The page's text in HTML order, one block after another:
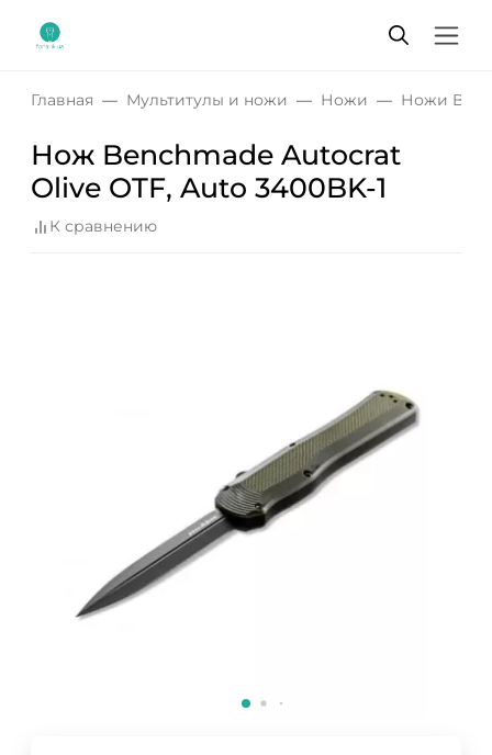
Главная Мультитулы и ножи Ножи Ножи
Нож Benchmade Autocrat
Olive OTF, Auto 3400BK-1
К сравнению